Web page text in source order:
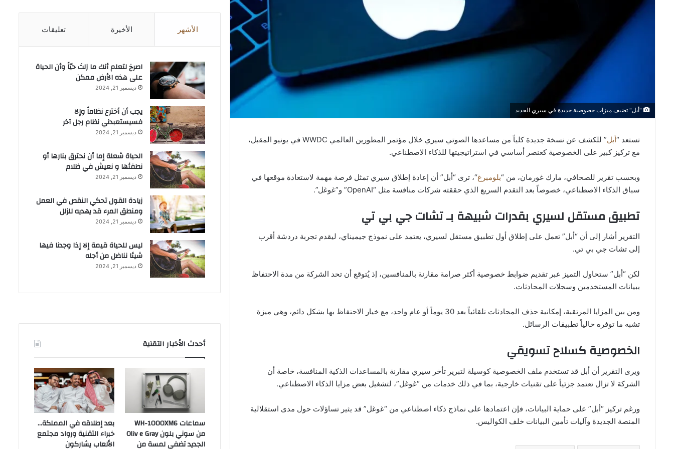
"أبل" تضيف ميزات خصوصية جديدة في سيري الجديد
تستعد “أبل
” للكشف عن نسخة جديدة كلياً من مساعدها الصوتي سيري خلال مؤتمر المطورين العالمي WWDC في يونيو المقبل،
مع تركيز كبير على الخصوصية كعنصر أساسي في استراتيجيتها للذكاء الاصطناعي.
وبحسب تقرير للصحافي، مارك غورمان، من “بلومبرغ“، ترى “أبل” أن إعادة إطلاق سيري تمثل فرصة مهمة لاستعادة موقعها في
سباق الذكاء الاصطناعي، خصوصاً بعد التقدم السريع الذي حققته شركات منافسة مثل “OpenAI” و”غوغل”.
تطبيق مستقل لسيري بقدرات شبيهة بـ تشات جي بي تي
التقرير أشار إلى أن “أبل” تعمل على إطلاق أول تطبيق مستقل لسيري، يعتمد على نموذج جيميناي، ليقدم تجربة دردشة أقرب
إلى تشات جي بي تي.
لكن “أبل” ستحاول التميز عبر تقديم ضوابط خصوصية أكثر صرامة مقارنة بالمنافسين، إذ يُتوقع أن تحد الشركة من مدة الاحتفاظ
ببيانات المستخدمين وسجلات المحادثات.
ومن بين المزايا المرتقبة، إمكانية حذف المحادثات تلقائياً بعد 30 يوماً أو عام واحد، مع خيار الاحتفاظ بها بشكل دائم، وهي ميزة
تشبه ما توفره حالياً تطبيقات الرسائل.
الخصوصية كسلاح تسويقي
ويرى التقرير أن أبل قد تستخدم ملف الخصوصية كوسيلة لتبرير تأخر سيري مقارنة بالمساعدات الذكية المنافسة، خاصة أن
الشركة لا تزال تعتمد جزئياً على تقنيات خارجية، بما في ذلك خدمات من “غوغل”، لتشغيل بعض مزايا الذكاء الاصطناعي.
ورغم تركيز “أبل” على حماية البيانات، فإن اعتمادها على نماذج ذكاء اصطناعي من “غوغل” قد يثير تساؤلات حول مدى استقلالية
المنصة الجديدة وآليات تأمين البيانات خلف الكواليس.
الأشهر الأخيرة تعليقات
‫اصرخ لتعلم أنك ما زلتَ حيّاً وأن الحياة
على هذه الأرض ممكن
ديسمبر 21, 2024
يجب أن أخترع نظاماً وإلا
فسيستعبدني نظام رجل آخر
ديسمبر 21, 2024
الحياة شعلة إما أن نحترق بنارها أو
نطفئها و نعيش في ظلام
ديسمبر 21, 2024
زيادة القول تحكي النقص في العمل
ومنطق المرء قد يهديه للزلل
ديسمبر 21, 2024
ليس للحياة قيمة إلا إذا وجدنا فيها
شيئا نناضل من أجله
ديسمبر 21, 2024
أحدث الأخبار التقنية
سماعات WH-1000XM6
من سوني بلون Oliv e Gray
الجديد تضفي لمسة من
بعد إطلاقه في المملكة…
خبراء التقنية ورواد مجتمع
الألعاب يشاركون